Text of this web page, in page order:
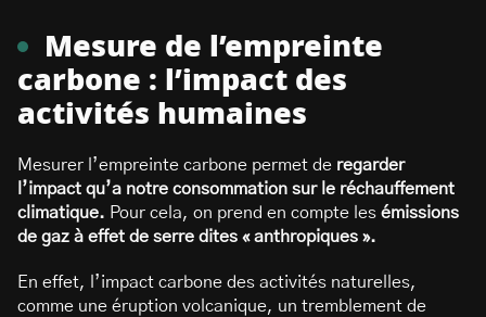
Mesure de l’empreinte
carbone : l’impact des
activités humaines
Mesurer l’empreinte carbone permet de regarder
l’impact qu’a notre consommation sur le réchauffement
climatique. Pour cela, on prend en compte les émissions
de gaz à effet de serre dites « anthropiques ».
En effet, l’impact carbone des activités naturelles,
comme une éruption volcanique, un tremblement de